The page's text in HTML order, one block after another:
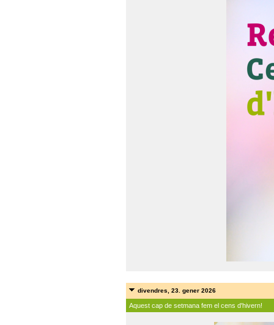
divendres, 23. gener 2026
Aquest cap de setmana fem el cens d'hivern!